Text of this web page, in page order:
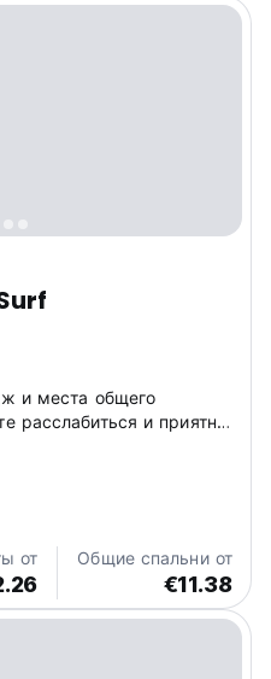
и места общего
расслабиться и приятно
музыку, почитать книгу,
расслабиться и
от Общие спальни от
€11.38